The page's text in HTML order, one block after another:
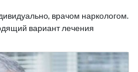
врачом наркологом.
вариант лечения